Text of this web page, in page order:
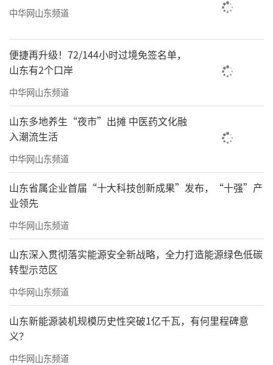
中华网山东频道
便捷再升级！72/144小时过境免签名单，
山东有2个口岸
中华网山东频道
山东多地养生“夜市”出摊 中医药文化融
入潮流生活
中华网山东频道
山东省属企业首届“十大科技创新成果”发布，“十强”产
业领先
中华网山东频道
山东深入贯彻落实能源安全新战略，全力打造能源绿色低碳
转型示范区
中华网山东频道
山东新能源装机规模历史性突破1亿千瓦，有何里程碑意
义？
中华网山东频道